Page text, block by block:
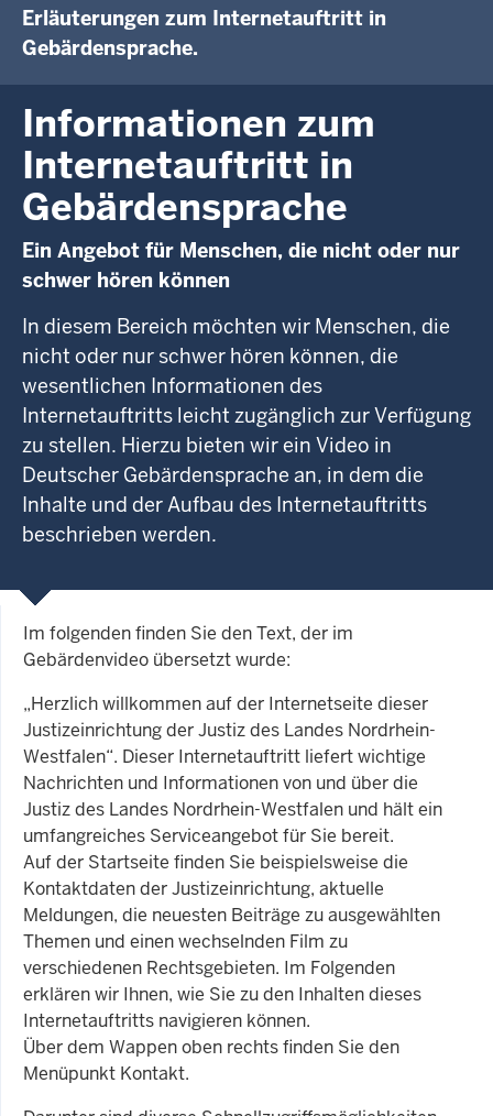
Erläuterungen zum Internetauftritt in
Gebärdensprache.
Informationen zum
Internetauftritt in
Gebärdensprache
Ein Angebot für Menschen, die nicht oder nur
schwer hören können
In diesem Bereich möchten wir Menschen, die
nicht oder nur schwer hören können, die
wesentlichen Informationen des
Internetauftritts leicht zugänglich zur Verfügung
zu stellen. Hierzu bieten wir ein Video in
Deutscher Gebärdensprache an, in dem die
Inhalte und der Aufbau des Internetauftritts
beschrieben werden.
Im folgenden finden Sie den Text, der im
Gebärdenvideo übersetzt wurde:
„Herzlich willkommen auf der Internetseite dieser
Justizeinrichtung der Justiz des Landes Nordrhein-
Westfalen“. Dieser Internetauftritt liefert wichtige
Nachrichten und Informationen von und über die
Justiz des Landes Nordrhein-Westfalen und hält ein
umfangreiches Serviceangebot für Sie bereit.
Auf der Startseite finden Sie beispielsweise die
Kontaktdaten der Justizeinrichtung, aktuelle
Meldungen, die neuesten Beiträge zu ausgewählten
Themen und einen wechselnden Film zu
verschiedenen Rechtsgebieten. Im Folgenden
erklären wir Ihnen, wie Sie zu den Inhalten dieses
Internetauftritts navigieren können.
Über dem Wappen oben rechts finden Sie den
Menüpunkt Kontakt.